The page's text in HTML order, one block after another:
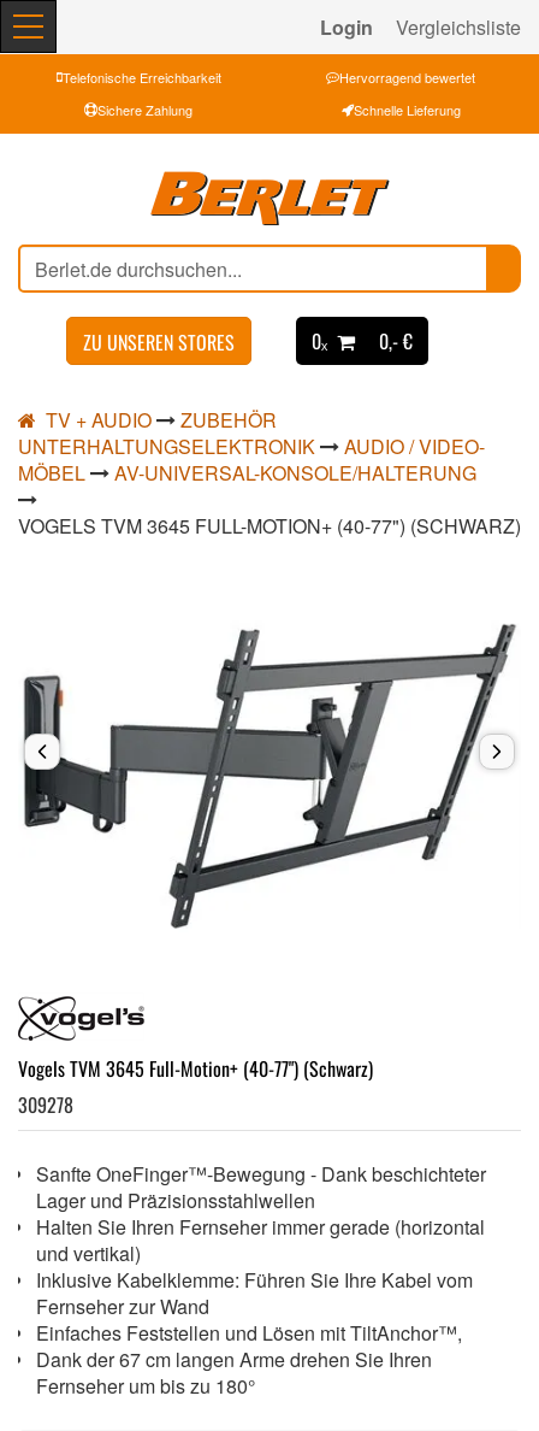
Login Vergleichsliste
Telefonische Erreichbarkeit
Hervorragend bewertet
Sichere Zahlung
Schnelle Lieferung
ZU UNSEREN STORES 0ₓ 0,- €
TV + AUDIO
ZUBEHÖR
UNTERHALTUNGSELEKTRONIK
AUDIO / VIDEO-
MÖBEL
AV-UNIVERSAL-KONSOLE/HALTERUNG
VOGELS TVM 3645 FULL-MOTION+ (40-77") (SCHWARZ)
Vogels TVM 3645 Full-Motion+ (40-77") (Schwarz)
309278
Sanfte OneFinger™-Bewegung - Dank beschichteter
Lager und Präzisionsstahlwellen
Halten Sie Ihren Fernseher immer gerade (horizontal
und vertikal)
Inklusive Kabelklemme: Führen Sie Ihre Kabel vom
Fernseher zur Wand
Einfaches Feststellen und Lösen mit TiltAnchor™,
Dank der 67 cm langen Arme drehen Sie Ihren
Fernseher um bis zu 180°